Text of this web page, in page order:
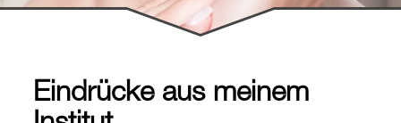
Eindrücke aus meinem